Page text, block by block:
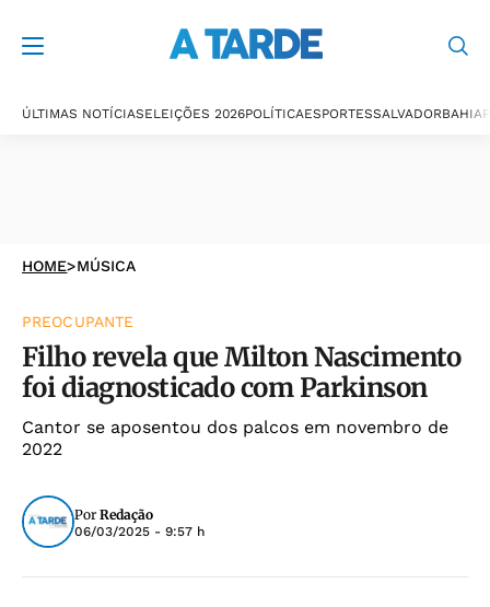
ÚLTIMAS NOTÍCIASELEIÇÕES 2026POLÍTICAESPORTESSALVADORBAHIA
HOME>MÚSICA
PREOCUPANTE
Filho revela que Milton Nascimento
foi diagnosticado com Parkinson
Cantor se aposentou dos palcos em novembro de
2022
Por Redação
06/03/2025 - 9:57 h